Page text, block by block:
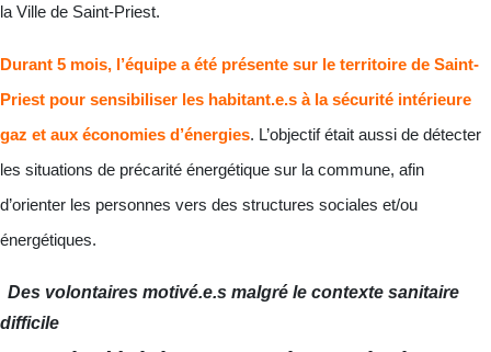
la Ville de Saint-Priest.
Durant 5 mois, l’équipe a été présente sur le territoire de Saint-
Priest pour sensibiliser les habitant.e.s à la sécurité intérieure
gaz et aux économies d’énergies. L’objectif était aussi de détecter
les situations de précarité énergétique sur la commune, afin
d’orienter les personnes vers des structures sociales et/ou
énergétiques.
Des volontaires motivé.e.s malgré le contexte sanitaire
difficile